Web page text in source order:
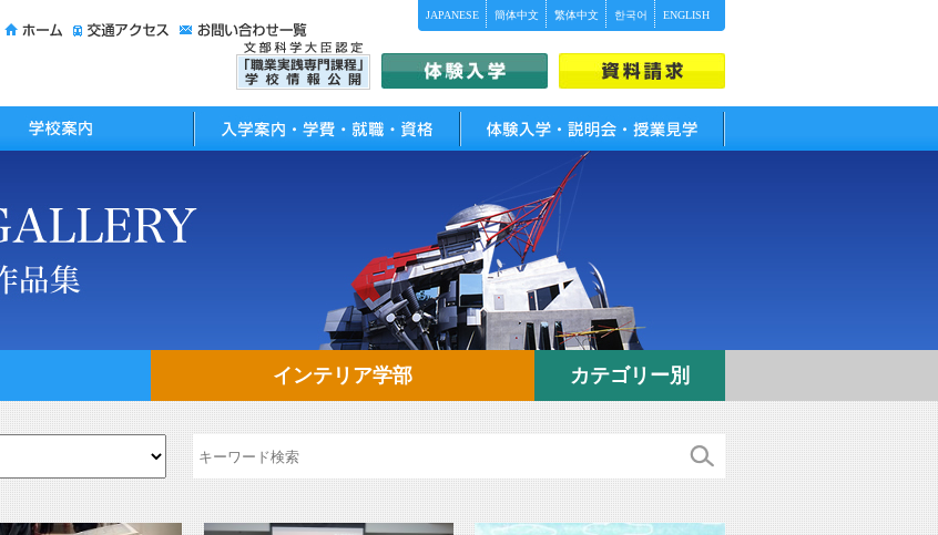
JAPANESE 簡体中文 繁体中文 한국어 ENGLISH
体験入学・説明会・授業見学
インテリア学部 カテゴリー別